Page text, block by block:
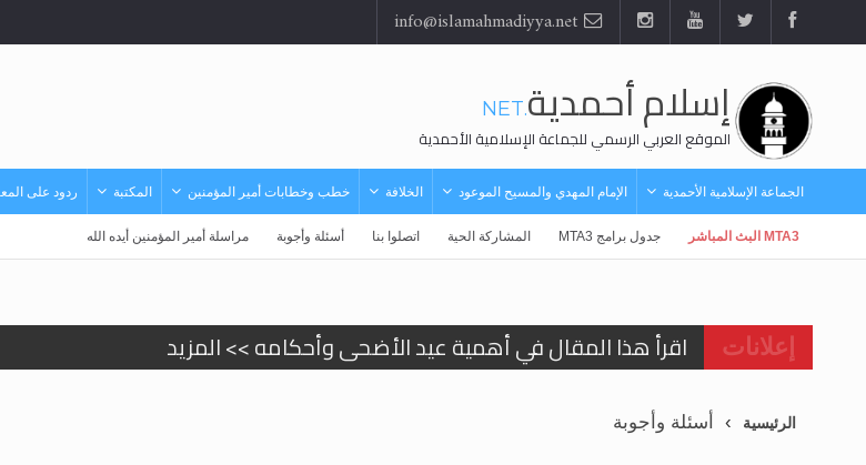
إسلام أحمدية.NET
الموقع العربي الرسمي للجماعة الإسلامية الأحمدية
الجماعة الإسلامية الأحمدية الإمام المهدي والمسيح الموعود الخلافة خطب وخطابات أمير المؤمنين المكتبة ردود على
MTA3 البث المباشر جدول برامج MTA3 المشاركة الحية اتصلوا بنا أسئلة وأجوبة مراسلة أمير المؤمنين أيده الله
إعلانات
اقرأ هذا المقال في أهمية عيد الأضحى وأحكامه >> المزيد
الحجّ.. دلالات، حِكم، وأهداف >> المزيد
الرئيسية أسئلة وأجوبة